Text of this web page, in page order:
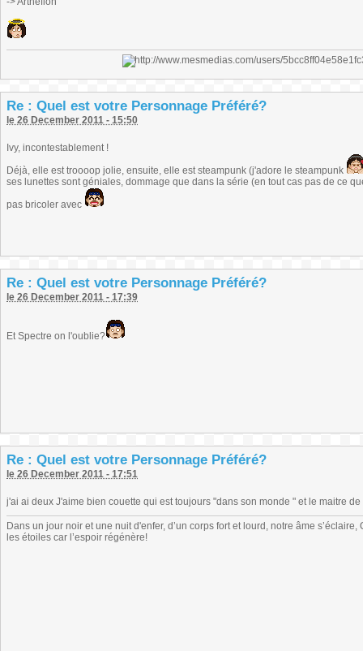
Re : Quel est votre Personnage Préféré?
le 26 December 2011 - 15:50
Ivy, incontestablement !
Déjà, elle est troooop jolie, ensuite, elle est steampunk (j'adore le steampunk
ses lunettes sont géniales, dommage que dans la série (en tout cas pas de ce
pas bricoler avec
Re : Quel est votre Personnage Préféré?
le 26 December 2011 - 17:39
Et Spectre on l'oublie?
Re : Quel est votre Personnage Préféré?
le 26 December 2011 - 17:51
j'ai ai deux J'aime bien couette qui est toujours "dans son monde " et le maitre
Dans un jour noir et une nuit d'enfer, d’un corps fort et lourd, notre âme
les étoiles car l’espoir régénère!